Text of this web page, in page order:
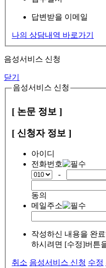
답변받을 이메일
나의 상담내역 바로가기
음성서비스 신청
닫기
음성서비스 신청
[ 논문 정보 ]
[ 신청자 정보 ]
아이디
전화번호
-
동의
메일주소
작성하신 내용을 완
하시려면 [수정]버튼
취소 음성서비스 신청 수정